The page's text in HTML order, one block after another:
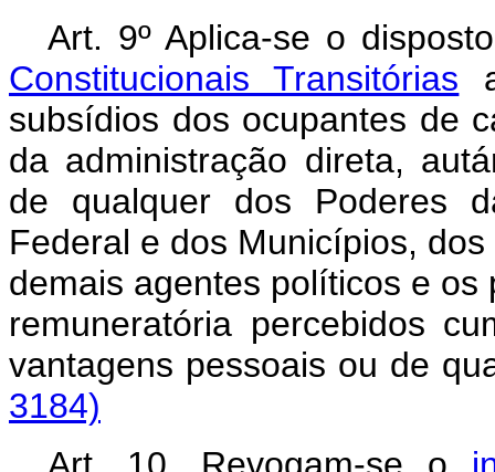
Art. 9º Aplica-se o
Constitucionais Transitórias
subsídios dos ocupantes de
da administração direta,
de qualquer dos Poderes
Federal e dos Municípios,
demais agentes políticos e
remuneratória percebidos
vantagens pessoais ou de
3184)